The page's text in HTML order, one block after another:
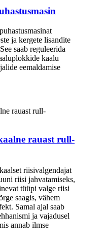
ja kergete lisandite
saab reguleerida
kaalu
eemaldamise
rauast rull-
riisivalgendajat
riisi jahvatamiseks,
tüüpi valge riisi
saagis, vähem
Samal ajal saab
ja vajadusel
annab ilmse